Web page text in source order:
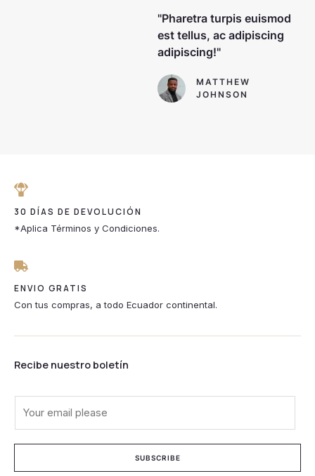
"Pharetra turpis euismod
est tellus, ac adipiscing
adipiscing!"
MATTHEW
JOHNSON
30 DÍAS DE DEVOLUCIÓN
*Aplica Términos y Condiciones.
ENVIO GRATIS
Con tus compras, a todo Ecuador continental.
Recibe nuestro boletín
l
SUBSCRIBE